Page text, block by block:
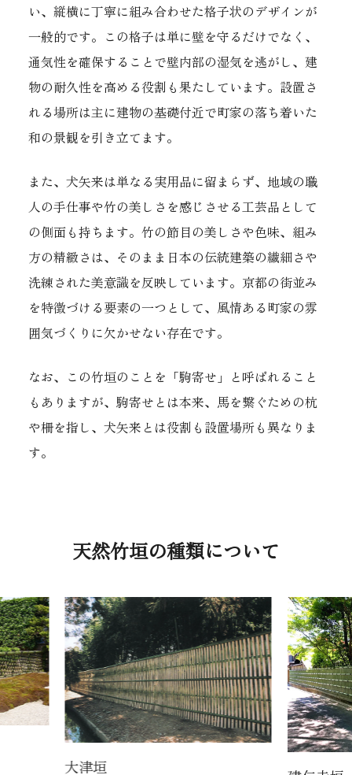
い、縦横に丁寧に組み合わせた格子状のデザインが
一般的です。この格子は単に壁を守るだけでなく、
通気性を確保することで壁内部の湿気を逃がし、建
物の耐久性を高める役割も果たしています。設置さ
れる場所は主に建物の基礎付近で町家の落ち着いた
和の景観を引き立てます。
また、犬矢来は単なる実用品に留まらず、地域の職
人の手仕事や竹の美しさを感じさせる工芸品として
の側面も持ちます。竹の節目の美しさや色味、組み
方の精緻さは、そのまま日本の伝統建築の繊細さや
洗練された美意識を反映しています。京都の街並み
を特徴づける要素の一つとして、風情ある町家の雰
囲気づくりに欠かせない存在です。
なお、この竹垣のことを「駒寄せ」と呼ばれること
もありますが、駒寄せとは本来、馬を繋ぐための杭
や柵を指し、犬矢来とは役割も設置場所も異なりま
す。
天然竹垣の種類について
大津垣